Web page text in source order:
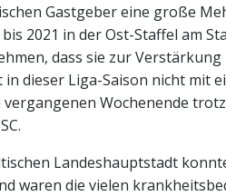
Gastgeber eine große
2021 in der Ost-Staffel am
dass sie zur
in dieser Liga-Saison nicht
Wochenende
Landeshauptstadt
waren die vielen